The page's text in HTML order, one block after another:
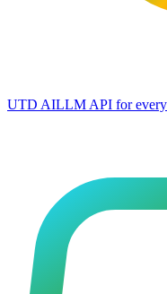
UTD AILLM API for